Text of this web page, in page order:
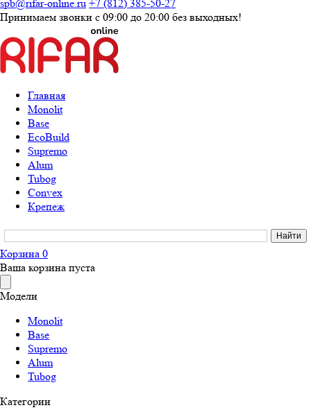
spb@rifar-online.ru +7 (812) 385-50-27
Принимаем звонки с 09:00 до 20:00 без выходных!
Главная
Monolit
Base
EcoBuild
Supremo
Alum
Tubog
Convex
Крепеж
Корзина 0
Ваша корзина пуста
Модели
Monolit
Base
Supremo
Alum
Tubog
Категории